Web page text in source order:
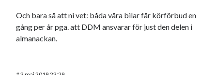
Och bara så att ni vet: båda våra bilar får körförbud en
gång per år pga. att DDM ansvarar för just den delen i
almanackan.